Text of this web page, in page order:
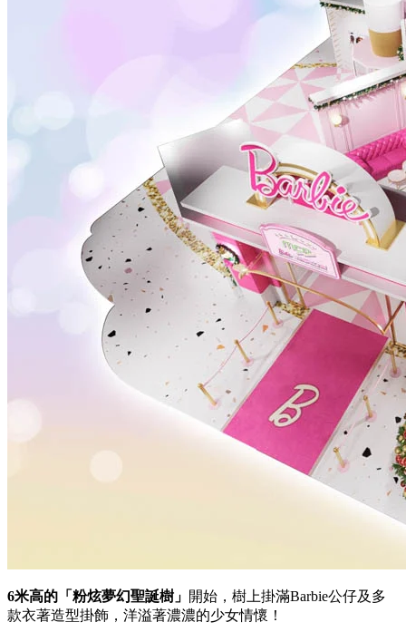
6米高的「粉炫夢幻聖誕樹」 開始，樹上掛滿Barbie公仔及多
款衣著造型掛飾，洋溢著濃濃的少女情懷！